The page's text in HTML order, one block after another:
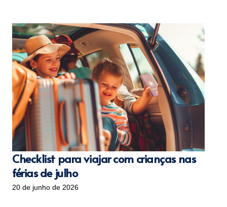
Checklist para viajar com crianças nas
férias de julho
20 de junho de 2026